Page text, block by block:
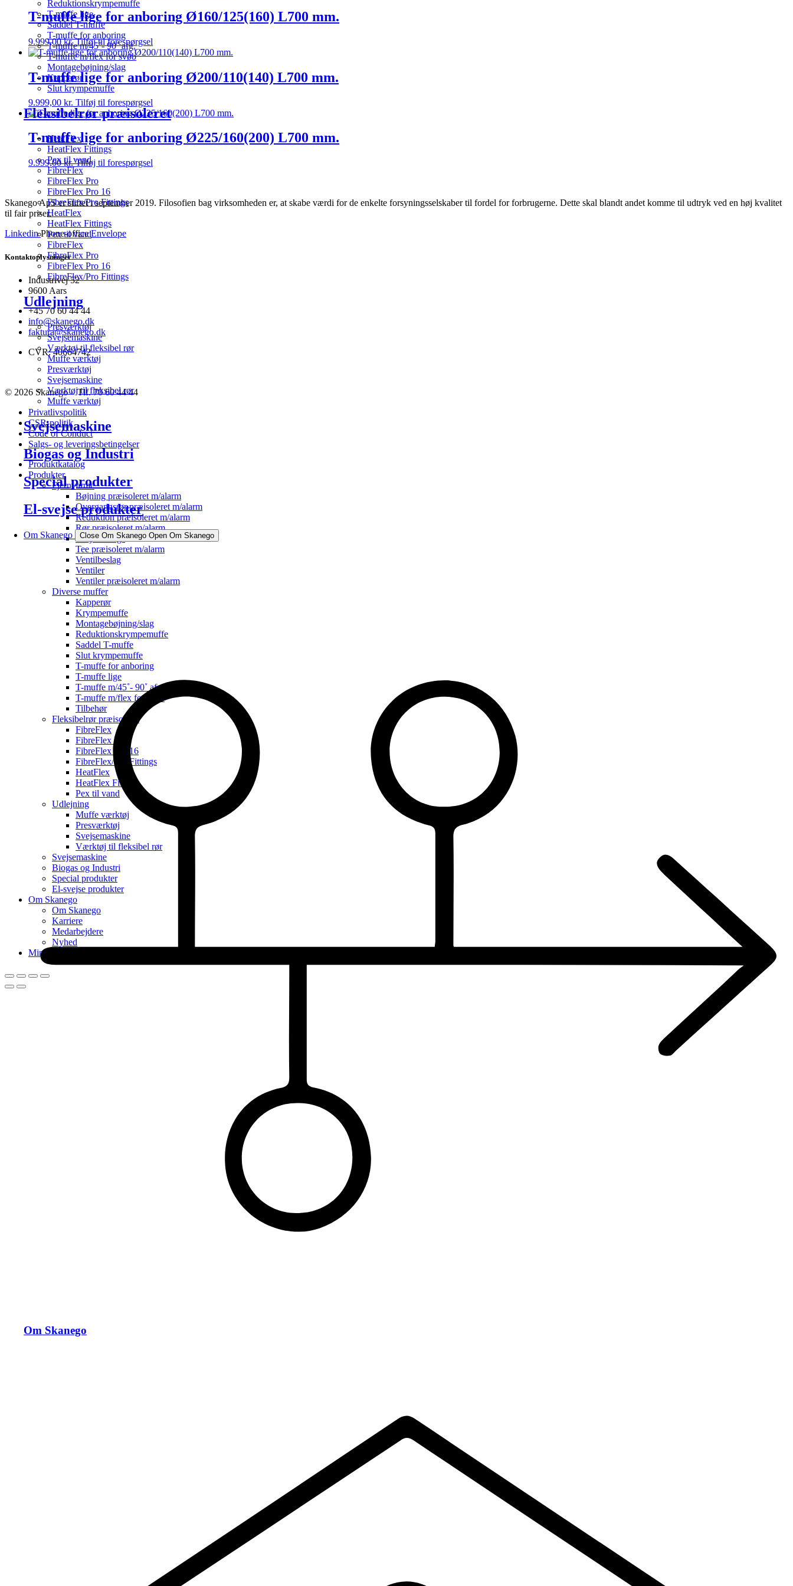
Reduktionskrympemuffe
T-muffe lige
Saddel T-muffe
T-muffe for anboring
T-muffe m/45˚- 90˚ afg.
T-muffe m/flex for svøb
Montagebøjning/slag
Kapperør
Slut krympemuffe
Fleksibelrør præisoleret
HeatFlex
HeatFlex Fittings
Pex til vand
FibreFlex
FibreFlex Pro
FibreFlex Pro 16
FibreFlex/Pro Fittings
HeatFlex
HeatFlex Fittings
Pex til vand
FibreFlex
FibreFlex Pro
FibreFlex Pro 16
FibreFlex/Pro Fittings
Udlejning
Presværktøj
Svejsemaskine
Værktøj til fleksibel rør
Muffe værktøj
Presværktøj
Svejsemaskine
Værktøj til fleksibel rør
Muffe værktøj
Svejsemaskine
Biogas og Industri
Special produkter
El-svejse produkter
Om Skanego Close Om Skanego Open Om Skanego
Om Skanego
T-muffe lige for anboring Ø160/125(160) L700 mm.
9.999,00kr. Tilføj til forespørgsel
T-muffe lige for anboring Ø200/110(140) L700 mm.
9.999,00 kr. Tilføj til forespørgsel
T-muffe lige for anboring Ø225/160(200) L700 mm.
9.999,00kr. Tilføj til forespørgsel
Skanego ApS er stiftet i september 2019. Filosofien bag virksomheden er, at skabe værdi for de enkelte forsyningsselskaber til fordel for forbrugerne. Dette skal blandt andet komme til udtryk ved en høj kvalitet
til fair priser.
Linkedin Phone-office Envelope
Kontaktoplysninger
Industrivej 52
9600 Aars
+45 70 60 44 44
info@skanego.dk
faktura@skanego.dk
CVR: 40664742
© 2026 Skanego – Tlf. 70 60 44 44
Privatlivspolitik
CSR-politik
Code of Conduct
Salgs- og leveringsbetingelser
Produktkatalog
Produkter
Fjernvarme
Bøjning præisoleret m/alarm
Overgangsrør præisoleret m/alarm
Reduktion præisoleret m/alarm
Rør præisoleret m/alarm
Svejsefittings
Tee præisoleret m/alarm
Ventilbeslag
Ventiler
Ventiler præisoleret m/alarm
Diverse muffer
Kapperør
Krympemuffe
Montagebøjning/slag
Reduktionskrympemuffe
Saddel T-muffe
Slut krympemuffe
T-muffe for anboring
T-muffe lige
T-muffe m/45˚- 90˚ afg.
T-muffe m/flex for svøb
Tilbehør
Fleksibelrør præisoleret
FibreFlex
FibreFlex Pro
FibreFlex Pro 16
FibreFlex/Pro Fittings
HeatFlex
HeatFlex Fittings
Pex til vand
Udlejning
Muffe værktøj
Presværktøj
Svejsemaskine
Værktøj til fleksibel rør
Svejsemaskine
Biogas og Industri
Special produkter
El-svejse produkter
Om Skanego
Om Skanego
Karriere
Medarbejdere
Nyhed
Min konto